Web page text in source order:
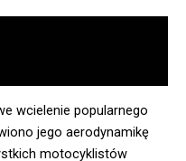
wcielenie popularnego
jego aerodynamikę
motocyklistów